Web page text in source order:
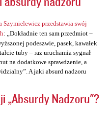
przedstawia swój
: „Dokładnie ten sam przedmiot –
podeszwie, pasek, kawałek
tuby – raz uruchamia sygnał
na dodatkowe sprawdzenie, a
A jaki absurd nadzoru
„Absurdy Nadzoru"?